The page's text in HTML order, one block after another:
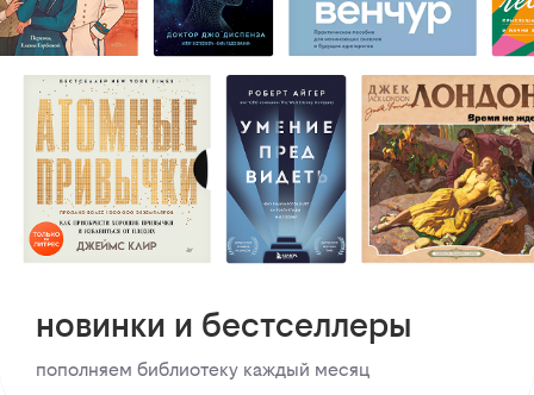
новинки и бестселлеры
пополняем библиотеку каждый месяц